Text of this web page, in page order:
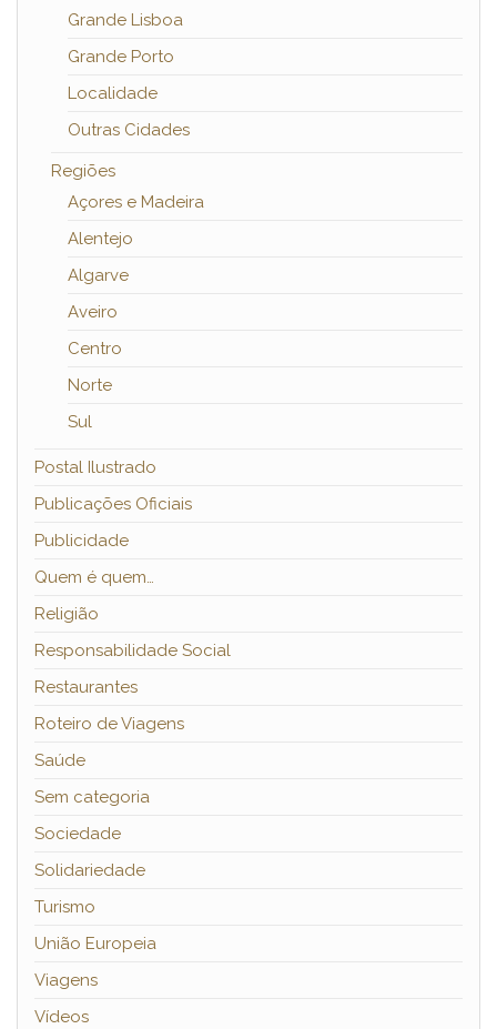
Grande Lisboa
Grande Porto
Localidade
Outras Cidades
Regiões
Açores e Madeira
Alentejo
Algarve
Aveiro
Centro
Norte
Sul
Postal Ilustrado
Publicações Oficiais
Publicidade
Quem é quem…
Religião
Responsabilidade Social
Restaurantes
Roteiro de Viagens
Saúde
Sem categoria
Sociedade
Solidariedade
Turismo
União Europeia
Viagens
Vídeos